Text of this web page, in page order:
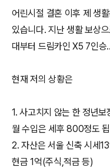
어린시절 결혼 이후 제 생
있습니다. 지난 생활 보상
대부터 드림카인 X5 7인승..
현재 저의 상황은
1. 사고치지 않는 한 정년
월 수입은 세후 800정도
2. 자산은 서울 신축 시세
현금 1억(주식,적금 등)